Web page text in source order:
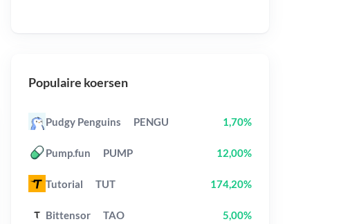
Populaire koersen
Pudgy Penguins PENGU 1,70%
Pump.fun PUMP 12,00%
Tutorial TUT 174,20%
Bittensor TAO 5,00%